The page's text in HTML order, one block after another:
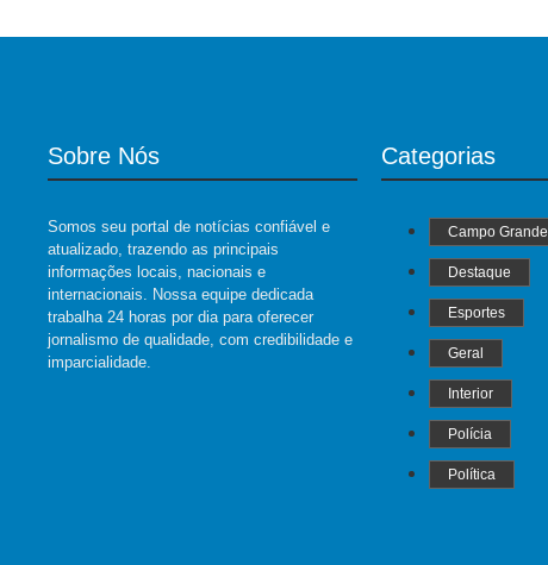
Sobre Nós
Somos seu portal de notícias confiável e
atualizado, trazendo as principais
informações locais, nacionais e
internacionais. Nossa equipe dedicada
trabalha 24 horas por dia para oferecer
jornalismo de qualidade, com credibilidade e
imparcialidade.
Categorias
Campo Grande
Destaque
Esportes
Geral
Interior
Polícia
Política